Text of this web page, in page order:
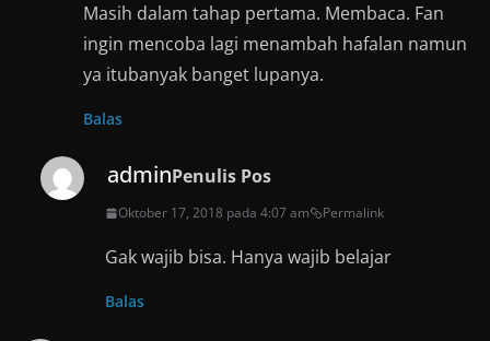
Masih dalam tahap pertama. Membaca. Fan
ingin mencoba lagi menambah hafalan namun
ya itubanyak banget lupanya.
Balas
adminPenulis Pos
Oktober 17, 2018 pada 4:07 am Permalink
Gak wajib bisa. Hanya wajib belajar
Balas